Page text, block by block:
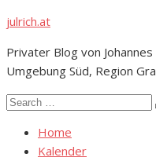
Skip
content
julrich.at
Privater Blog von
Umgebung Süd, Region
Search
Home
Kalender